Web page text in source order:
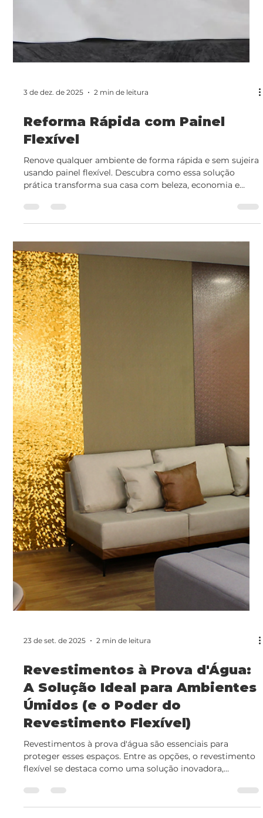
3 de dez. de 2025
Reforma Rápida com Painel
Flexível
usando painel flexível. Descubra como essa solução
instalação simples.